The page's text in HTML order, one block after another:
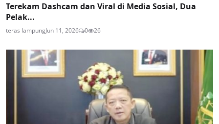
Terekam Dashcam dan Viral di Media Sosial, Dua
Pelak...
teras lampungJun 11, 2026 0 26